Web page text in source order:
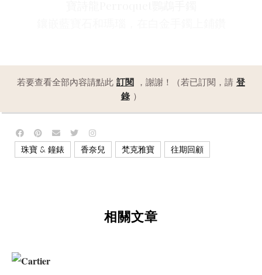
若要查看全部內容請點此 訂閱 ，謝謝！（若已訂閱，請 登
錄 ）
珠寶 & 鐘錶 香奈兒 梵克雅寶 往期回顧
相關文章